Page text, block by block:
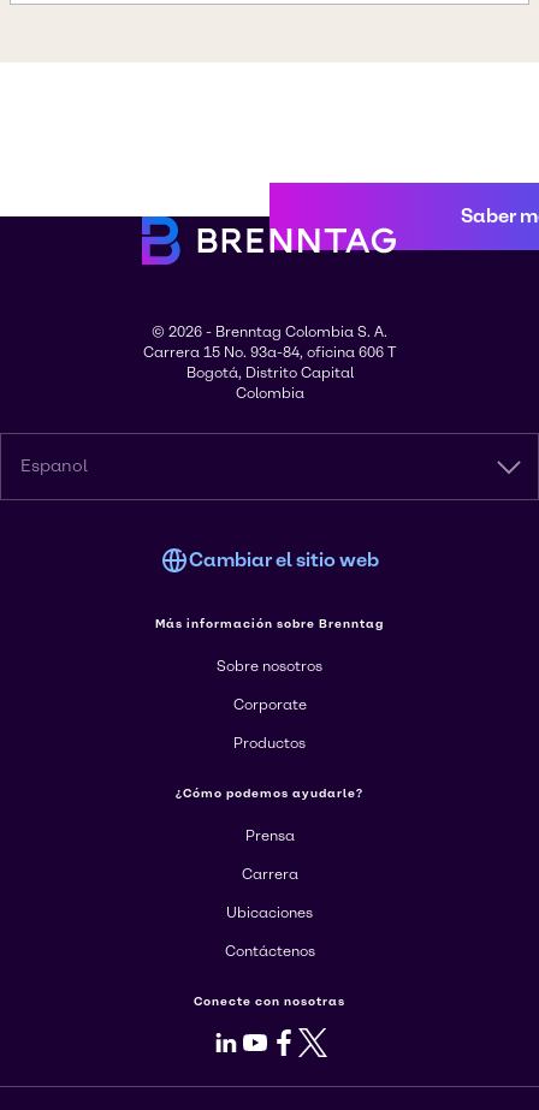
Saber
© 2026 - Brenntag Colombia S. A.
Carrera 15 No. 93a-84, oficina 606 T
Bogotá, Distrito Capital
Colombia
Espanol
Cambiar el sitio web
Más información sobre Brenntag
Sobre nosotros
Corporate
Productos
¿Cómo podemos ayudarle?
Prensa
Carrera
Ubicaciones
Contáctenos
Conecte con nosotras
LinkedIn
Youtube
Facebook
X